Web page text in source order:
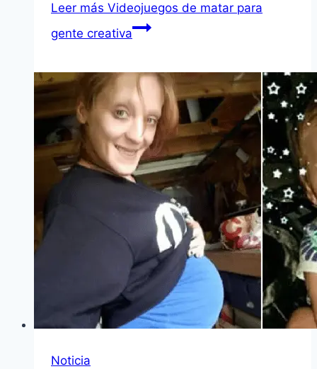
Leer más Videojuegos de matar para
gente creativa
Noticia